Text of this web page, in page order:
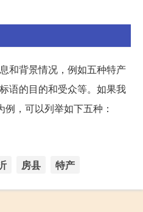
和背景情况，例如五种特产
语的目的和受众等。如果我
例，可以列举如下五种：
房县 特产